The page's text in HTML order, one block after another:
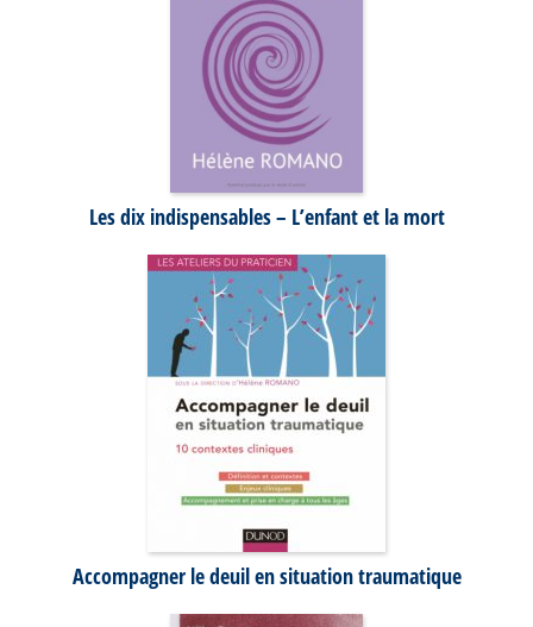
Les dix indispensables – L’enfant et la mort
Accompagner le deuil en situation traumatique